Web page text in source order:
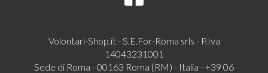
Volontari-Shop.it - S.E.For-Roma srls - P.Iva
14043231001
Sede di Roma - 00163 Roma (RM) - Italia - +39 06